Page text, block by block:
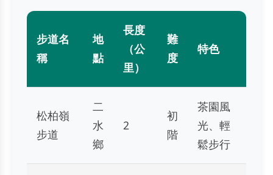
步道名
稱
地
點
長度
（公
里）
難
度
特色
松柏嶺
步道
二
水
鄉
2
初
階
茶園風
光、輕
鬆步行